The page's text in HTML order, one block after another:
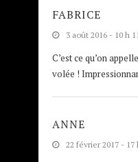
FABRICE
3 août 2016 - 10 h
C’est ce qu’on
volée !
ANNE
22 février 2017 - 17